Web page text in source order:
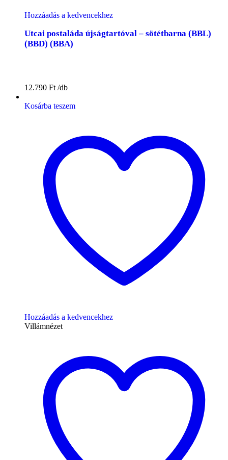
Hozzáadás a kedvencekhez
Utcai postaláda újságtartóval – sötétbarna (BBL)
(BBD) (BBA)
12.790 Ft
Kosárba teszem
Hozzáadás a kedvencekhez
Villámnézet